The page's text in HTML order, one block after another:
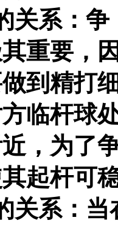
关系：
重要，
到精打
临杆球
，为了
起杆可
关系：